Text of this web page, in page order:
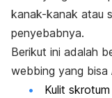
kanak-kanak atau
penyebabnya.
Berikut ini adalah
webbing yang bisa
Kulit